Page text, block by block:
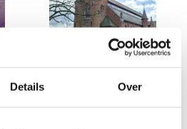
Details Over